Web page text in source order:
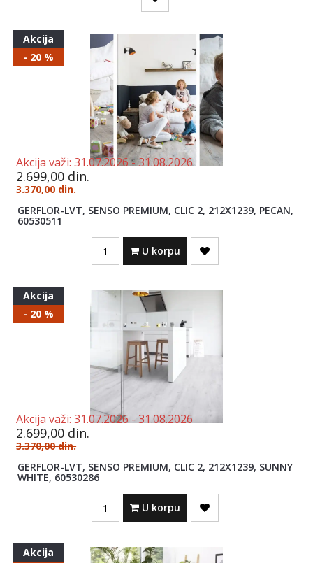
Akcija
- 20 %
Akcija važi: 31.07.2026 -31.08.2026
2.699,00 din.
3.370,00din.
GERFLOR-LVT, SENSO PREMIUM, CLIC 2, 212X1239, PECAN,
60530511
U korpu
Akcija
- 20 %
Akcija važi: 31.07.2026 -31.08.2026
2.699,00 din.
3.370,00din.
GERFLOR-LVT, SENSO PREMIUM, CLIC 2, 212X1239, SUNNY
WHITE, 60530286
U korpu
Akcija